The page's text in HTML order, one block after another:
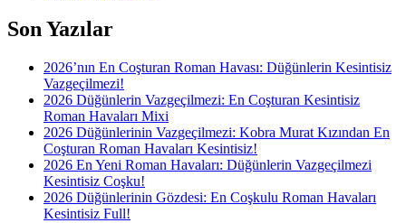
Son Yazılar
2026’nın En Coşturan Roman Havası: Düğünlerin Kesintisiz
Vazgeçilmezi!
2026 Düğünlerin Vazgeçilmezi: En Coşturan Kesintisiz
Roman Havaları Mixi
2026 Düğünlerinin Vazgeçilmezi: Kobra Murat Kızından En
Coşturan Roman Havaları Kesintisiz!
2026 En Yeni Roman Havaları: Düğünlerin Vazgeçilmezi
Kesintisiz Coşku!
2026 Düğünlerinin Gözdesi: En Coşkulu Roman Havaları
Kesintisiz Full!